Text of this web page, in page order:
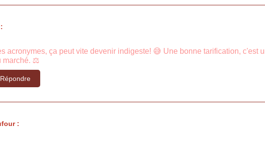
acronymes, ça peut vite devenir indigeste! 😅 Une bonne tarification, c'est
marché. ⚖️
Répondre
: